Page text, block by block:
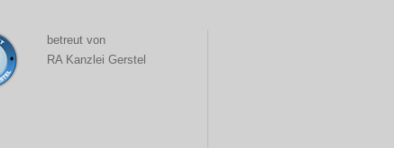
betreut von
RA Kanzlei Gerstel